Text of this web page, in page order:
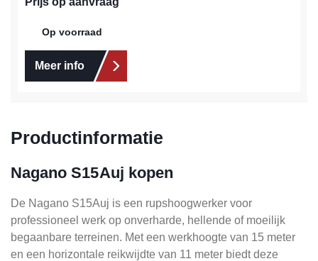
Op voorraad
Meer info
Productinformatie
Nagano S15Auj kopen
De Nagano S15Auj is een rupshoogwerker voor
professioneel werk op onverharde, hellende of moeilijk
begaanbare terreinen. Met een werkhoogte van 15 meter
en een horizontale reikwijdte van 11 meter biedt deze